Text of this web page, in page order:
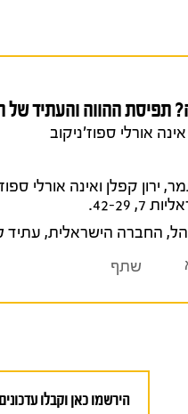
תפיסת ההווה והעתיד של
אורלי ספוז'ניקוב
42-29.
, החברה הישראלית, עתיד
שתף
הירשמו כאן וקבלו